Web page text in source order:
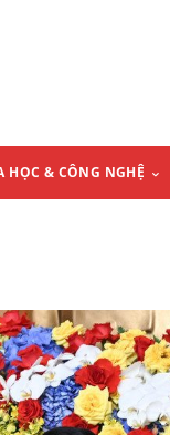
HỌC & CÔNG NGHỆ